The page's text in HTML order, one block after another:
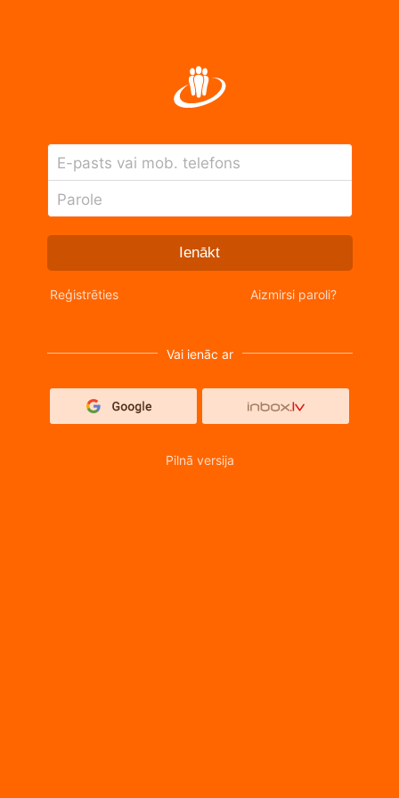
E-pasts vai mob. telefons
Parole
Ienākt
Reģistrēties Aizmirsi paroli?
Vai ienāc ar
Pilnā versija